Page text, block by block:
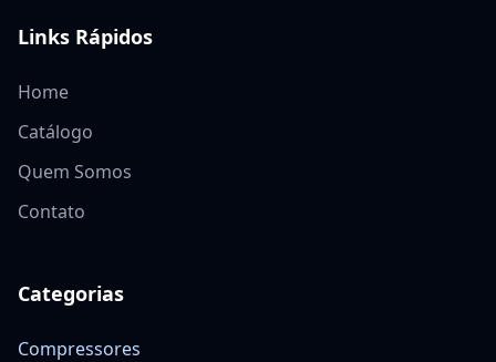
Links Rápidos
Home
Catálogo
Quem Somos
Contato
Categorias
Compressores